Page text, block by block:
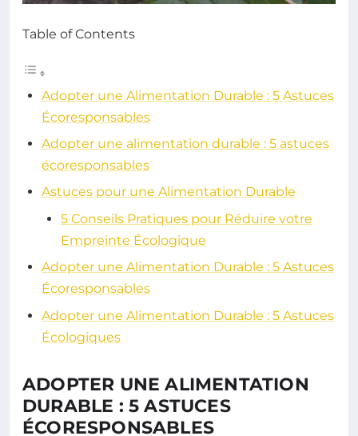
Table of Contents
Adopter une Alimentation Durable : 5 Astuces
Écoresponsables
Adopter une alimentation durable : 5 astuces
écoresponsables
Astuces pour une Alimentation Durable
5 Conseils Pratiques pour Réduire votre
Empreinte Écologique
Adopter une Alimentation Durable : 5 Astuces
Écoresponsables
Adopter une Alimentation Durable : 5 Astuces
Écologiques
ADOPTER UNE ALIMENTATION
DURABLE : 5 ASTUCES
ÉCORESPONSABLES